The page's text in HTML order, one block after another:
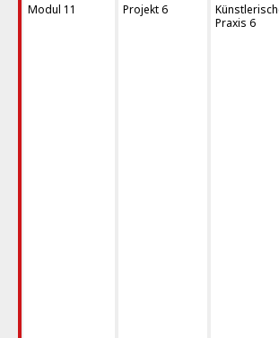
Modul 11 Projekt 6
Praxis 6